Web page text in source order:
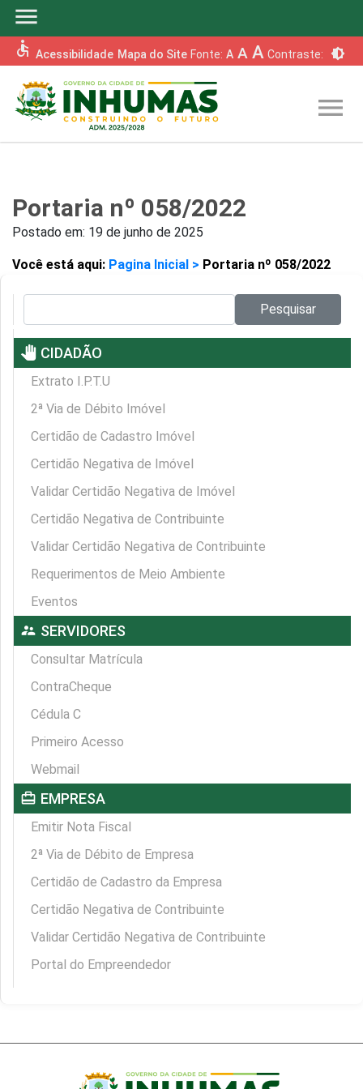
menu
accessible Acessibilidade Mapa do Site Fonte: A A A Contraste: brightness_6
menu
Portaria nº 058/2022
Postado em: 19 de junho de 2025
Você está aqui: Pagina Inicial > Portaria nº 058/2022
Pesquisar
pan_tool CIDADÃO
Extrato I.P.T.U
2ª Via de Débito Imóvel
Certidão de Cadastro Imóvel
Certidão Negativa de Imóvel
Validar Certidão Negativa de Imóvel
Certidão Negativa de Contribuinte
Validar Certidão Negativa de Contribuinte
Requerimentos de Meio Ambiente
Eventos
supervisor_account SERVIDORES
Consultar Matrícula
ContraCheque
Cédula C
Primeiro Acesso
Webmail
card_travel EMPRESA
Emitir Nota Fiscal
2ª Via de Débito de Empresa
Certidão de Cadastro da Empresa
Certidão Negativa de Contribuinte
Validar Certidão Negativa de Contribuinte
Portal do Empreendedor